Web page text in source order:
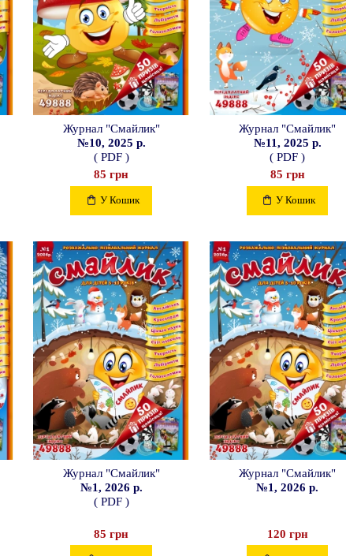
Журнал "Смайлик"
№10, 2025 р.
( PDF )
85 грн
У Кошик
Журнал "Смайлик"
№11, 2025 р.
( PDF )
85 грн
У Кошик
Журнал "Смайлик"
№1, 2026 р.
( PDF )
85 грн
Журнал "Смайлик"
№1, 2026 р.
120 грн